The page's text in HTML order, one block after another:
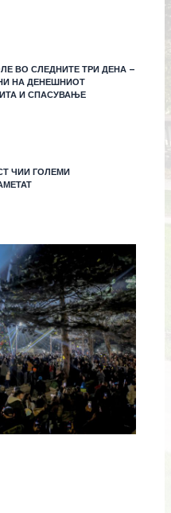
ВО СЛЕДНИТЕ ТРИ ДЕНА –
НА ДЕНЕШНИОТ
И СПАСУВАЊЕ
ЧИИ ГОЛЕМИ